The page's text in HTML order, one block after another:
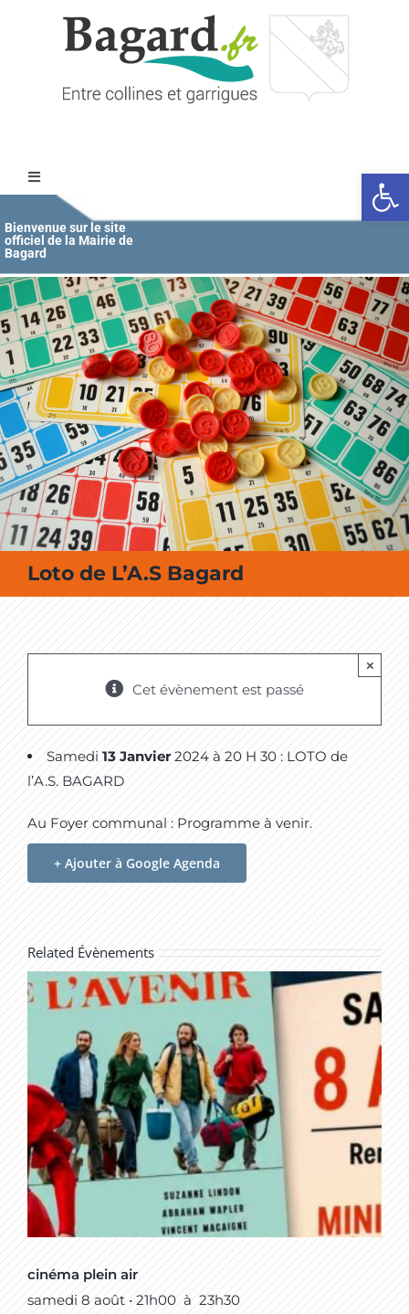
Ouvrir
Toggle
Navigation
Accueil
MAIRIE
ÉDUCATION / JEUNESSE
VIE COMMUNALE
MES SORTIES / MES LOISIRS
Bienvenue sur le site
officiel de la Mairie de
Bagard
Loto de L’A.S Bagard
Cet évènement est passé
×
Samedi13 Janvier2024 à 20 H 30 : LOTO de
l’A.S. BAGARD
Au Foyer communal : Programme à venir.
+ Ajouter à Google Agenda
Related Évènements
cinéma plein air
samedi 8 août • 21h00 à 23h30